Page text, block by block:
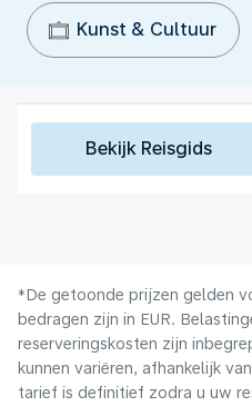
Kunst & Cultuur
Bekijk Reisgids
*De getoonde prijzen gelden
bedragen zijn in EUR.
reserveringskosten zijn
kunnen variëren, afhankelijk
tarief is definitief zodra u uw